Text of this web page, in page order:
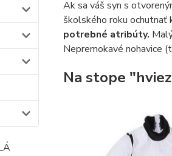
Ak sa váš syn s
školského roku ochutnať
potrebné atribúty.
Nepremokavé nohavice
Na stope